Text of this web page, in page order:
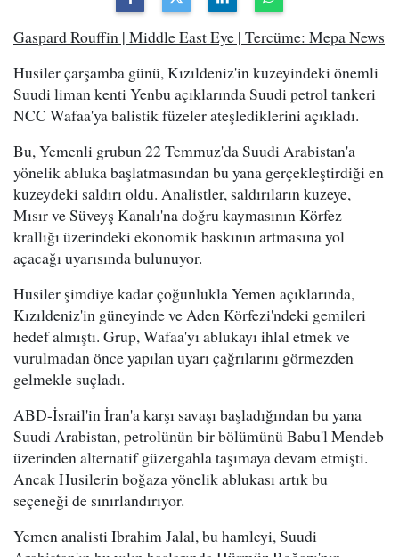
Gaspard Rouffin | Middle East Eye | Tercüme: Mepa News
Husiler çarşamba günü, Kızıldeniz'in kuzeyindeki önemli
Suudi liman kenti Yenbu açıklarında Suudi petrol tankeri
NCC Wafaa'ya balistik füzeler ateşlediklerini açıkladı.
Bu, Yemenli grubun 22 Temmuz'da Suudi Arabistan'a
yönelik abluka başlatmasından bu yana gerçekleştirdiği en
kuzeydeki saldırı oldu. Analistler, saldırıların kuzeye,
Mısır ve Süveyş Kanalı'na doğru kaymasının Körfez
krallığı üzerindeki ekonomik baskının artmasına yol
açacağı uyarısında bulunuyor.
Husiler şimdiye kadar çoğunlukla Yemen açıklarında,
Kızıldeniz'in güneyinde ve Aden Körfezi'ndeki gemileri
hedef almıştı. Grup, Wafaa'yı ablukayı ihlal etmek ve
vurulmadan önce yapılan uyarı çağrılarını görmezden
gelmekle suçladı.
ABD-İsrail'in İran'a karşı savaşı başladığından bu yana
Suudi Arabistan, petrolünün bir bölümünü Babu'l Mendeb
üzerinden alternatif güzergahla taşımaya devam etmişti.
Ancak Husilerin boğaza yönelik ablukası artık bu
seçeneği de sınırlandırıyor.
Yemen analisti Ibrahim Jalal, bu hamleyi, Suudi